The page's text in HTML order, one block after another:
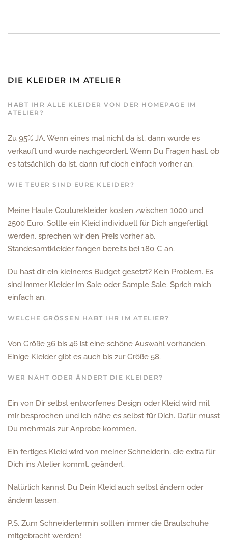
DIE KLEIDER IM ATELIER
HABT IHR ALLE KLEIDER VON DER HOMEPAGE IM
ATELIER?
Zu 95% JA. Wenn eines mal nicht da ist, dann wurde es
verkauft und wurde nachgeordert. Wenn Du Fragen hast, ob
es tatsächlich da ist, dann ruf doch einfach vorher an.
WIE TEUER SIND EURE KLEIDER?
Meine Haute Couturekleider kosten zwischen 1000 und
2500 Euro. Sollte ein Kleid individuell für Dich angefertigt
werden, sprechen wir den Preis vorher ab.
Standesamtkleider fangen bereits bei 180 € an.
Du hast dir ein kleineres Budget gesetzt? Kein Problem. Es
sind immer Kleider im Sale oder Sample Sale. Sprich mich
einfach an.
WELCHE GRÖSSEN HABT IHR IM ATELIER?
Von Größe 36 bis 46 ist eine schöne Auswahl vorhanden.
Einige Kleider gibt es auch bis zur Größe 58.
WER NÄHT ODER ÄNDERT DIE KLEIDER?
Ein von Dir selbst entworfenes Design oder Kleid wird mit
mir besprochen und ich nähe es selbst für Dich. Dafür musst
Du mehrmals zur Anprobe kommen.
Ein fertiges Kleid wird von meiner Schneiderin, die extra für
Dich ins Atelier kommt, geändert.
Natürlich kannst Du Dein Kleid auch selbst ändern oder
ändern lassen.
P.S. Zum Schneidertermin sollten immer die Brautschuhe
mitgebracht werden!